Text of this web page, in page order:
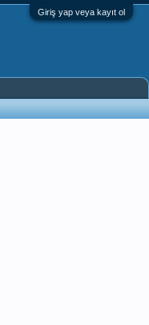
Giriş yap veya kayıt ol